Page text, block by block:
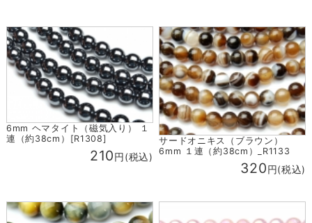
6mm ヘマタイト（磁気入り） １
連（約38cm）[R1308]
210円(税込)
サードオニキス（ブラウン）
6mm １連（約38cm）_R1133
320円(税込)